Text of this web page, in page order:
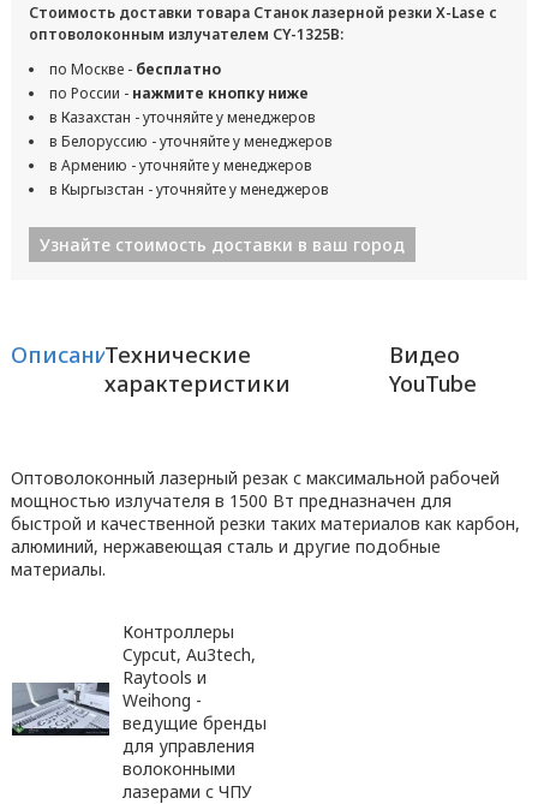
Стоимость доставки товара Станок лазерной резки X-Lase с
оптоволоконным излучателем CY-1325B:
по Москве - бесплатно
по России - нажмите кнопку ниже
в Казахстан - уточняйте у менеджеров
в Белоруссию - уточняйте у менеджеров
в Армению - уточняйте у менеджеров
в Кыргызстан - уточняйте у менеджеров
Узнайте стоимость доставки в ваш город
ОписаниеТехнические
характеристики
Видео
YouTube
Оптоволоконный лазерный резак с максимальной рабочей
мощностью излучателя в 1500 Вт предназначен для
быстрой и качественной резки таких материалов как карбон,
алюминий, нержавеющая сталь и другие подобные
материалы.
Контроллеры
Cypcut, Au3tech,
Raytools и
Weihong -
ведущие бренды
для управления
волоконными
лазерами с ЧПУ